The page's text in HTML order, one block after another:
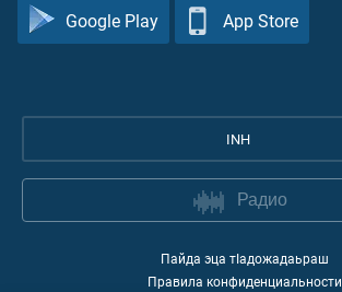
Google Play App Store
INH
Радио
Пайда эца тIадожадаьраш
Правила конфиденциальности